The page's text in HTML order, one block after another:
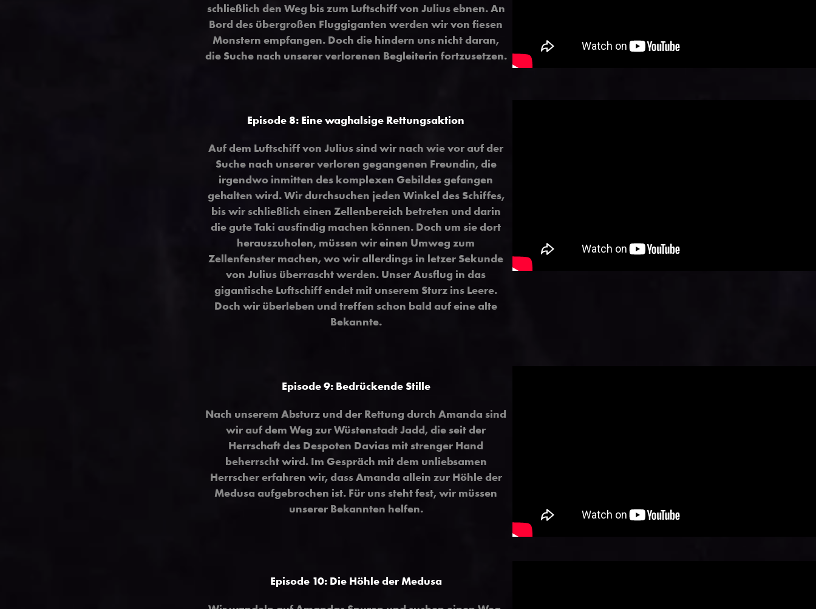
schließlich den Weg bis zum Luftschiff von Julius ebnen. An
Bord des übergroßen Fluggiganten werden wir von fiesen
Monstern empfangen. Doch die hindern uns nicht daran,
die Suche nach unserer verlorenen Begleiterin fortzusetzen.
Episode 8: Eine waghalsige Rettungsaktion
Auf dem Luftschiff von Julius sind wir nach wie vor auf der
Suche nach unserer verloren gegangenen Freundin, die
irgendwo inmitten des komplexen Gebildes gefangen
gehalten wird. Wir durchsuchen jeden Winkel des Schiffes,
bis wir schließlich einen Zellenbereich betreten und darin
die gute Taki ausfindig machen können. Doch um sie dort
herauszuholen, müssen wir einen Umweg zum
Zellenfenster machen, wo wir allerdings in letzer Sekunde
von Julius überrascht werden. Unser Ausflug in das
gigantische Luftschiff endet mit unserem Sturz ins Leere.
Doch wir überleben und treffen schon bald auf eine alte
Bekannte.
Episode 9: Bedrückende Stille
Nach unserem Absturz und der Rettung durch Amanda sind
wir auf dem Weg zur Wüstenstadt Jadd, die seit der
Herrschaft des Despoten Davias mit strenger Hand
beherrscht wird. Im Gespräch mit dem unliebsamen
Herrscher erfahren wir, dass Amanda allein zur Höhle der
Medusa aufgebrochen ist. Für uns steht fest, wir müssen
unserer Bekannten helfen.
Episode 10: Die Höhle der Medusa